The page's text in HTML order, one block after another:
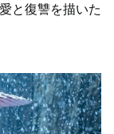
と復讐を描いた